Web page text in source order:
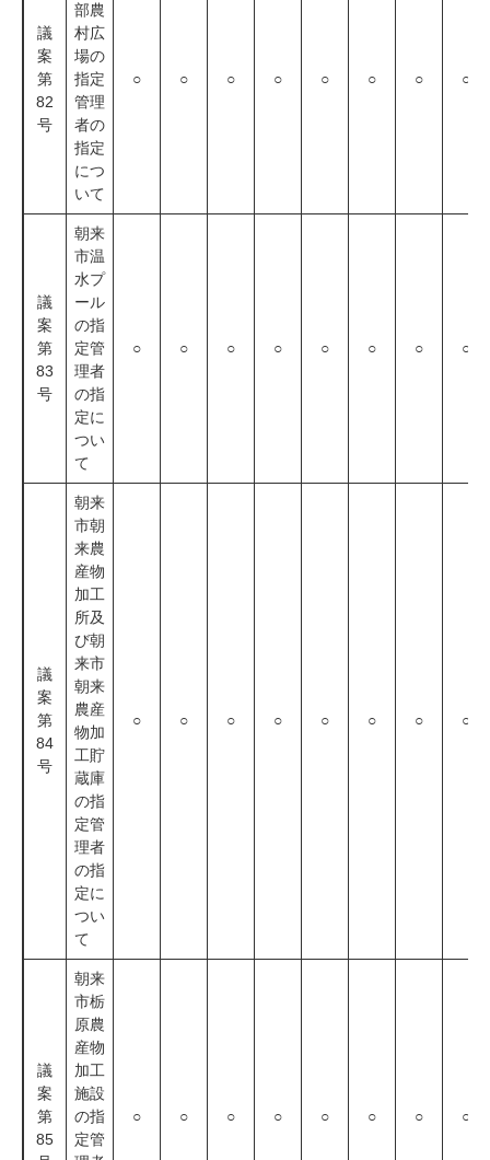
議
案
第
82
号
部農
村広
場の
指定
管理
者の
指定
につ
いて
○ ○ ○ ○ ○ ○ ○ ○
議
案
第
83
号
朝来
市温
水プ
ール
の指
定管
理者
の指
定に
つい
て
○ ○ ○ ○ ○ ○ ○ ○
議
案
第
84
号
朝来
市朝
来農
産物
加工
所及
び朝
来市
朝来
農産
物加
工貯
蔵庫
の指
定管
理者
の指
定に
つい
て
○ ○ ○ ○ ○ ○ ○ ○
議
案
第
85
朝来
市栃
原農
産物
加工
施設
の指
定管
○ ○ ○ ○ ○ ○ ○ ○